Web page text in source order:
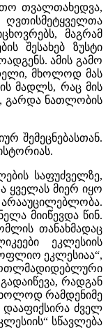
თვალთახედვა,
ღვთისმეტყველთა
მაგრამ
შესახებ ზუსტი
ამის გამო
მხოლოდ მას
მადლს, რაც მის
გარდა ნათლობის
შემეცნებასთან.
საფუძველზე,
ყველას მიერ იყო
მიიწევდა წინ.
თანახმადაც
ეკლესიის
ეკლესიაა“,
რადგან
რამდენიმე
დააფიქსირა ძველ
სწავლება